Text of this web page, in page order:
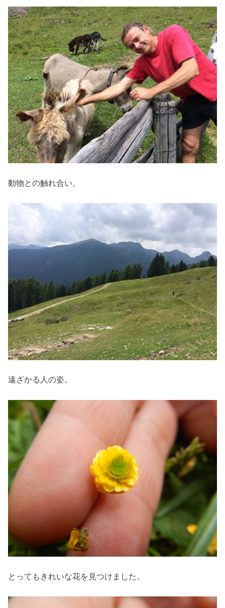
動物との触れ合い。
遠ざかる人の姿。
とってもきれいな花を見つけました。